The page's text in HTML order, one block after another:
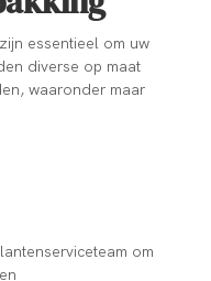
essentieel om uw
diverse op maat
waaronder maar
om